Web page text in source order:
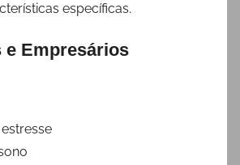
específicas.
e Empresários